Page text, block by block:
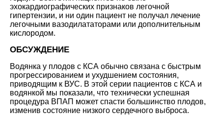
эхокардиографических признаков легочной
гипертензии, и ни один пациент не получал лечение
легочными вазодилататорами или дополнительным
кислородом.
ОБСУЖДЕНИЕ
Водянка у плодов с КСА обычно связана с быстрым
прогрессированием и ухудшением состояния,
приводящим к ВУС. В этой серии пациентов с КСА и
водянкой мы показали, что технически успешная
процедура ВПАП может спасти большинство плодов,
изменив состояние низкого сердечного выброса.